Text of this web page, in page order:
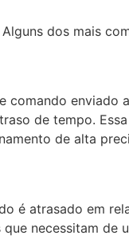
dos mais
comando enviado
de tempo.
de alta
é atrasado em
necessitam de